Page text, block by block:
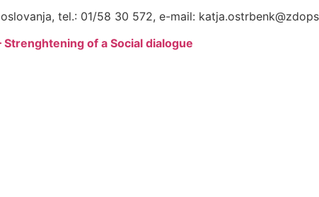
tel.: 01/58 30 572, e-mail:
Strenghtening of a Social dialogue